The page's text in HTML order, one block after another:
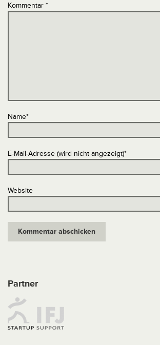
Kommentar *
Name*
E-Mail-Adresse (wird nicht angezeigt)*
Website
Partner